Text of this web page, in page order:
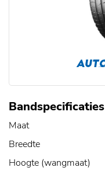
Bandspecificaties
Maat
Breedte
Hoogte (wangmaat)